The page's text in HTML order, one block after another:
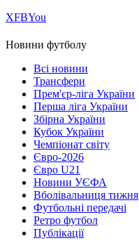
ХFBYou
Новини футболу
Всі новини
Трансфери
Прем'єр-ліга України
Перша ліга України
Збірна України
Кубок України
Чемпіонат світу
Євро-2026
Євро U21
Новини УЄФА
Вболівальниця тижня
Футбольні передачі
Ретро футбол
Публікації